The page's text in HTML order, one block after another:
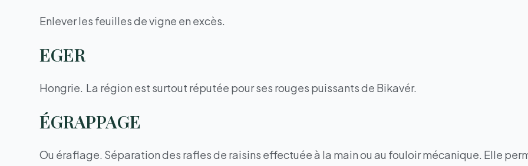
Enlever les feuilles de vigne en excès.
EGER
Hongrie. La région est surtout réputée pour ses rouges puissants de Bikavér.
ÉGRAPPAGE
Ou éraflage. Séparation des rafles de raisins effectuée à la main ou au fouloir mécanique. Elle